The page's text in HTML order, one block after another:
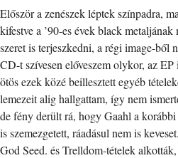
Először a zenészek léptek színpadra,
kifestve a ’90-es évek black
szeret is terjeszkedni, a régi image-ből
CD-t szívesen előveszem olykor, az
ötös ezek közé beillesztett egyéb
lemezeit alig hallgattam, így nem
de fény derült rá, hogy Gaahl a
is szemezgetett, ráadásul nem is
God Seed. és Trelldom-tételek